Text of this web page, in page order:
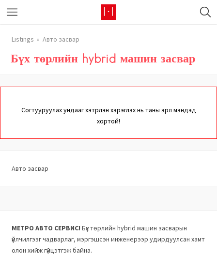
Listings Авто засвар
Бүх төрлийн hybrid машин засвар
Согтууруулах ундааг хэтрүүлэн хэрэглэх нь таны эрүүл мэндэд
хортой!
Авто засвар
МЕТРО АВТО СЕРВИС! Бүх төрлийн hybrid машин засварын
үйлчилгээг чадварлаг, мэргэшсэн инженерээр удирдуулсан хамт
олон хийж гүйцэтгэж байна.